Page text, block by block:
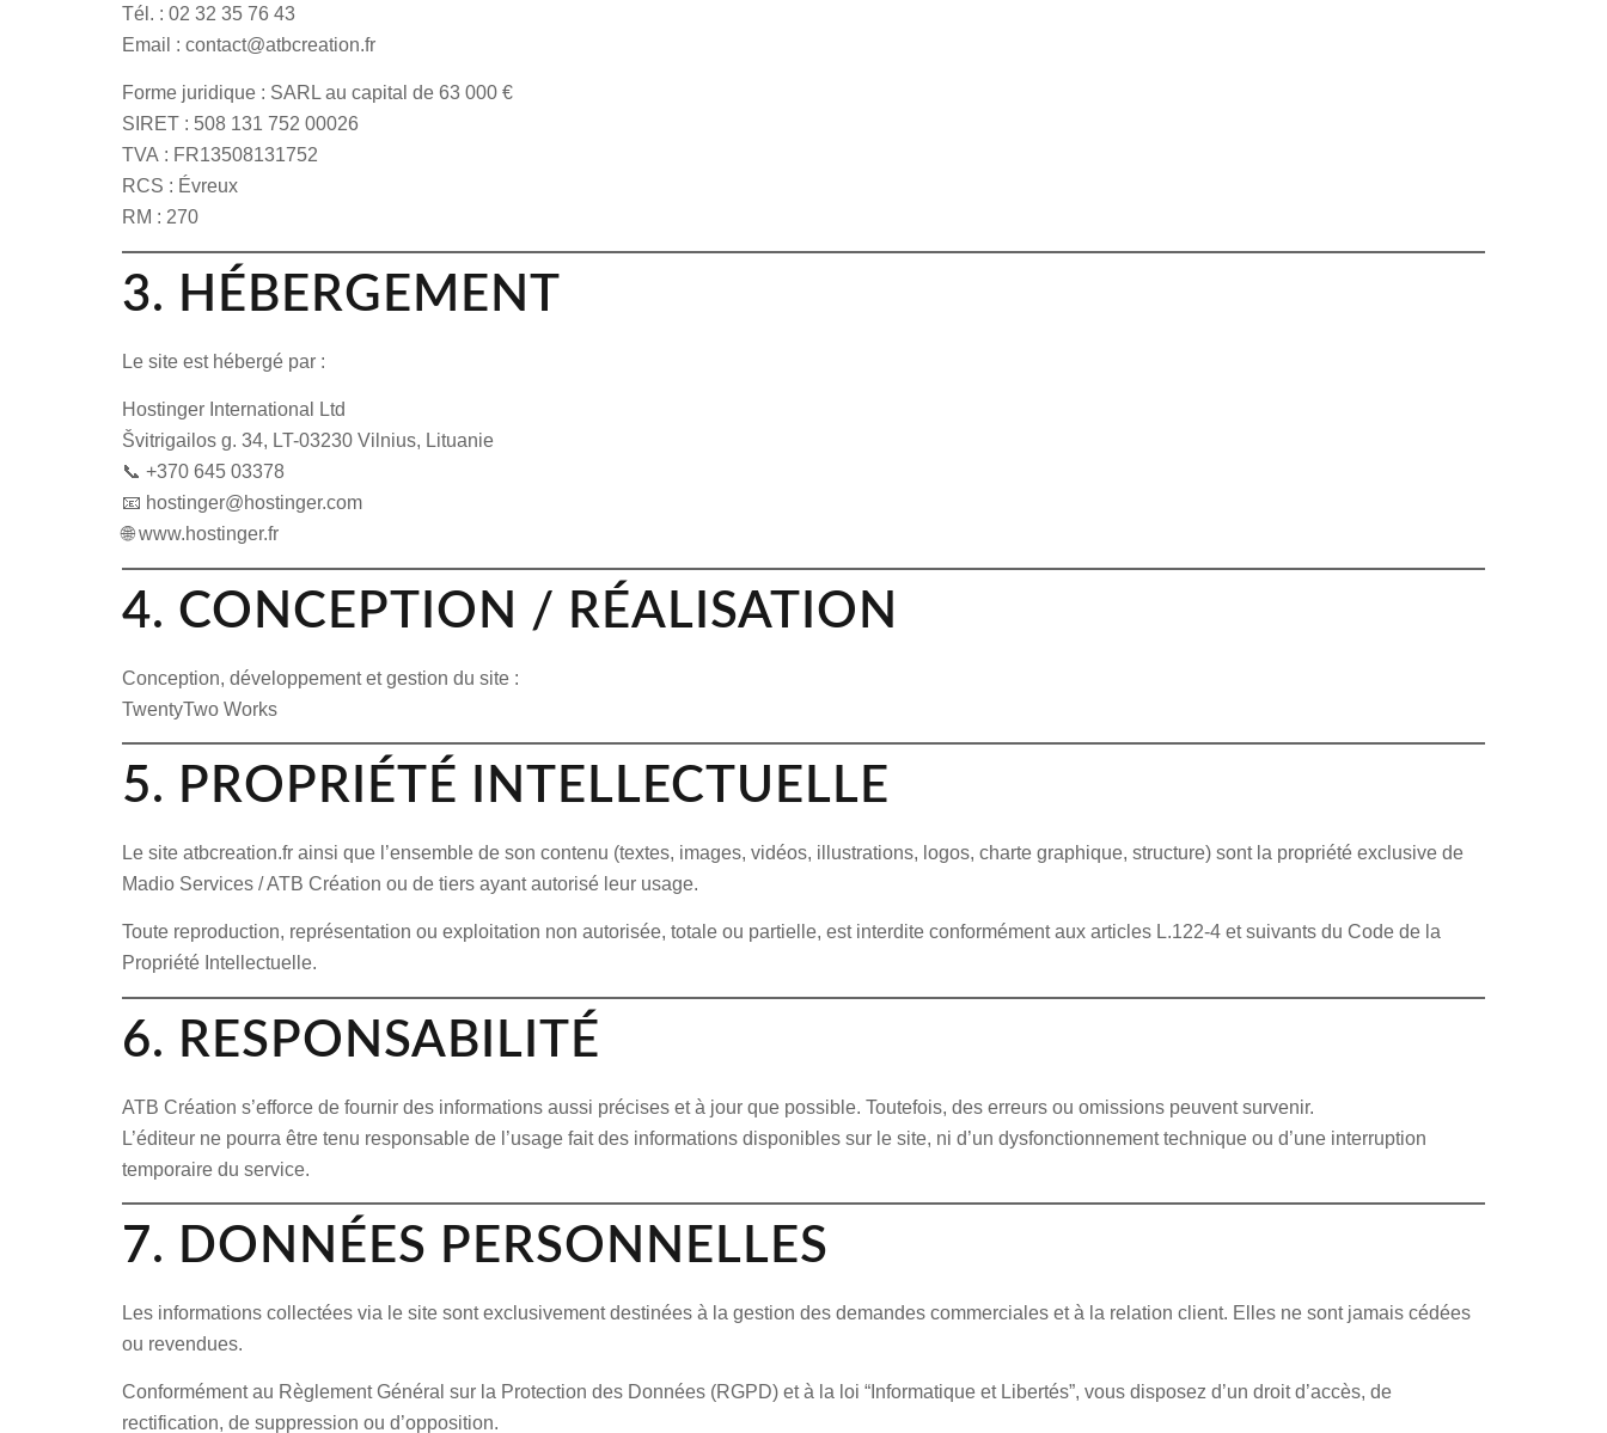
Tél. : 02 32 35 76 43
Email : contact@atbcreation.fr
Forme juridique : SARL au capital de 63 000 €
SIRET : 508 131 752 00026
TVA : FR13508131752
RCS : Évreux
RM : 270
3. HÉBERGEMENT
Le site est hébergé par :
Hostinger International Ltd
Švitrigailos g. 34, LT-03230 Vilnius, Lituanie
📞 +370 645 03378
📧 hostinger@hostinger.com
🌐www.hostinger.fr
4. CONCEPTION / RÉALISATION
Conception, développement et gestion du site :
TwentyTwo Works
5. PROPRIÉTÉ INTELLECTUELLE
Le site atbcreation.fr ainsi que l’ensemble de son contenu (textes, images, vidéos, illustrations, logos, charte graphique, structure) sont la propriété exclusive de
Madio Services / ATB Création ou de tiers ayant autorisé leur usage.
Toute reproduction, représentation ou exploitation non autorisée, totale ou partielle, est interdite conformément aux articles L.122-4 et suivants du Code de la
Propriété Intellectuelle.
6. RESPONSABILITÉ
ATB Création s’efforce de fournir des informations aussi précises et à jour que possible. Toutefois, des erreurs ou omissions peuvent survenir.
L’éditeur ne pourra être tenu responsable de l’usage fait des informations disponibles sur le site, ni d’un dysfonctionnement technique ou d’une interruption
temporaire du service.
7. DONNÉES PERSONNELLES
Les informations collectées via le site sont exclusivement destinées à la gestion des demandes commerciales et à la relation client. Elles ne sont jamais cédées
ou revendues.
Conformément au Règlement Général sur la Protection des Données (RGPD) et à la loi “Informatique et Libertés”, vous disposez d’un droit d’accès, de
rectification, de suppression ou d’opposition.